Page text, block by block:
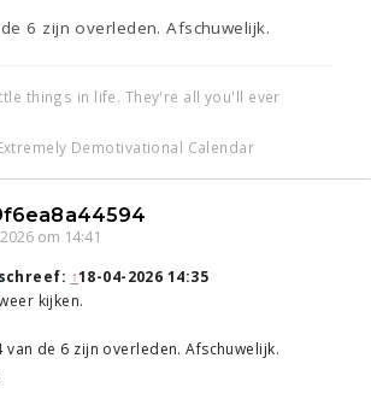
6 zijn overleden. Afschuwelijk.
things in life. They're all you'll ever
Demotivational Calendar
om 14:41
schreef: ↑18-04-2026 14:35
kijken.
van de 6 zijn overleden. Afschuwelijk.